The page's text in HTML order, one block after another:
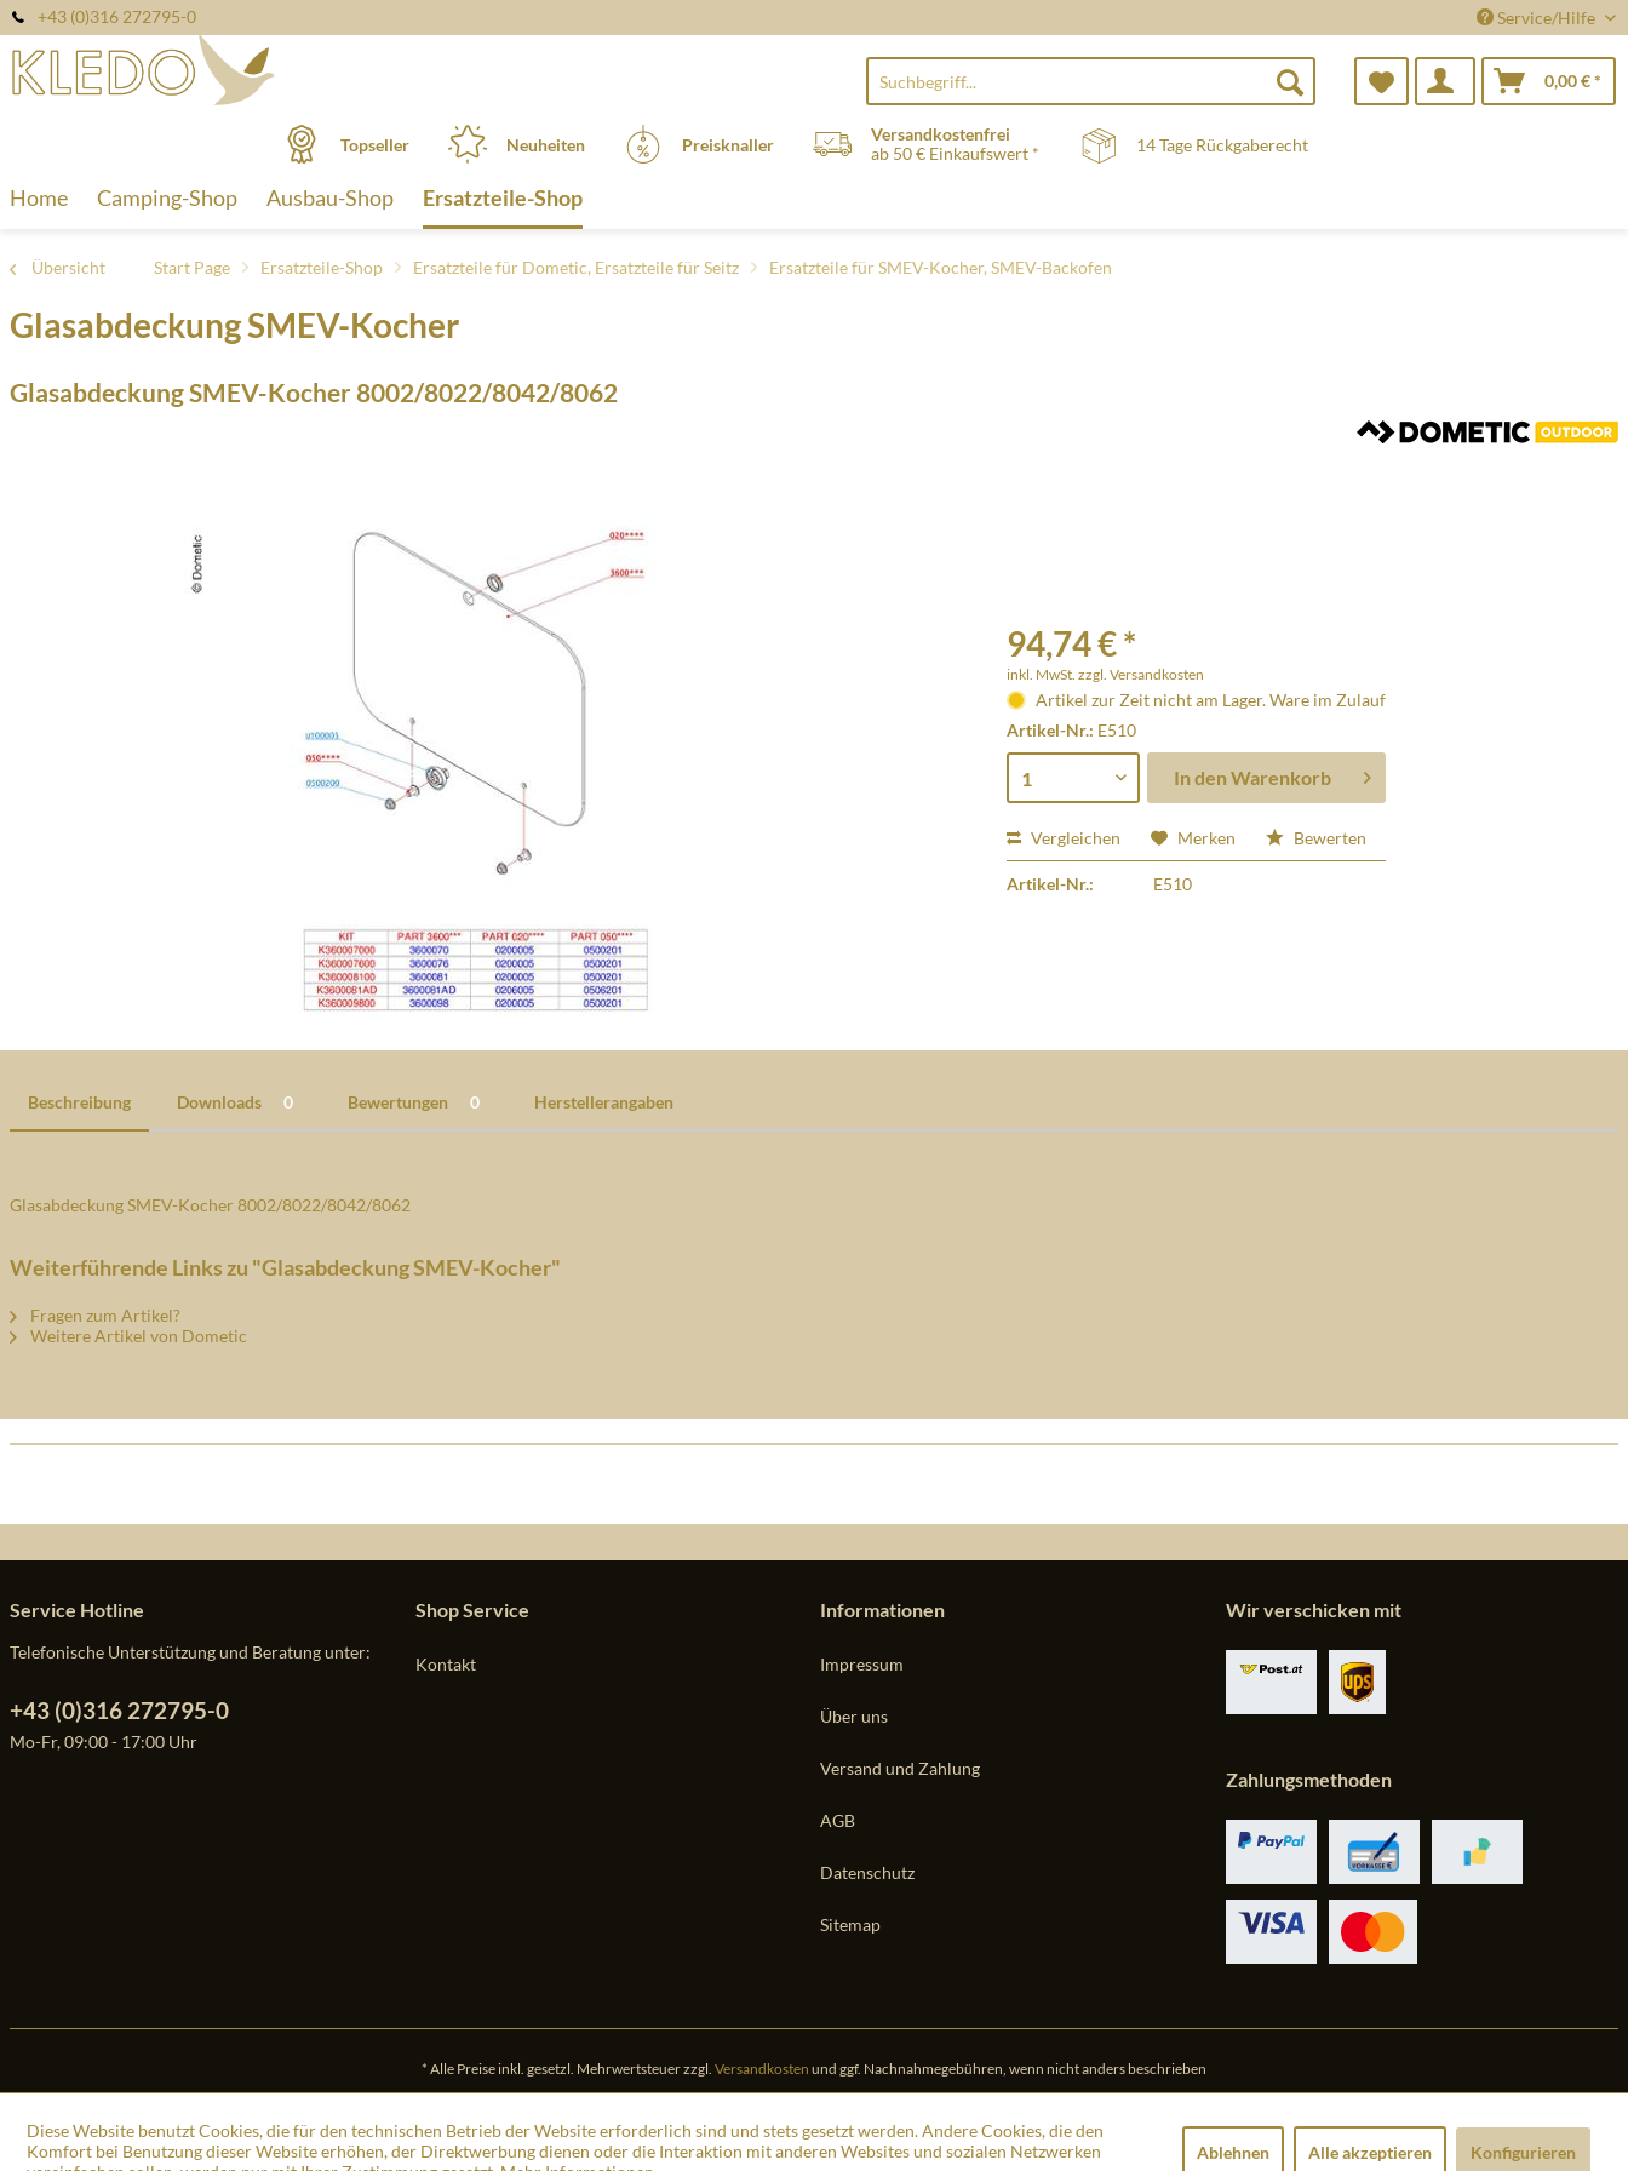
+43 (0)316 272795-0 Service/Hilfe
0,00 € *
Topseller Neuheiten Preisknaller
Versandkostenfrei
ab 50 € Einkaufswert *
14 Tage Rückgaberecht
Home Camping-Shop Ausbau-Shop Ersatzteile-Shop
Übersicht Start Page Ersatzteile-Shop Ersatzteile für Dometic, Ersatzteile für Seitz Ersatzteile für SMEV-Kocher, SMEV-Backofen
Glasabdeckung SMEV-Kocher
Glasabdeckung SMEV-Kocher 8002/8022/8042/8062
94,74 € *
inkl. MwSt.zzgl. Versandkosten
Artikel zur Zeit nicht am Lager. Ware im Zulauf
Artikel-Nr.: E510
In den Warenkorb
Vergleichen Merken Bewerten
Artikel-Nr.: E510
Beschreibung Downloads 0 Bewertungen 0 Herstellerangaben
Glasabdeckung SMEV-Kocher 8002/8022/8042/8062
Weiterführende Links zu "Glasabdeckung SMEV-Kocher"
Fragen zum Artikel?
Weitere Artikel von Dometic
Service Hotline
Telefonische Unterstützung und Beratung unter:
+43 (0)316 272795-0
Mo-Fr, 09:00 - 17:00 Uhr
Shop Service
Kontakt
Informationen
Impressum
Über uns
Versand und Zahlung
AGB
Datenschutz
Sitemap
Wir verschicken mit
Zahlungsmethoden
* Alle Preise inkl. gesetzl. Mehrwertsteuer zzgl. Versandkosten und ggf. Nachnahmegebühren, wenn nicht anders beschrieben
Diese Website benutzt Cookies, die für den technischen Betrieb der Website erforderlich sind und stets gesetzt werden. Andere Cookies, die den
Komfort bei Benutzung dieser Website erhöhen, der Direktwerbung dienen oder die Interaktion mit anderen Websites und sozialen Netzwerken
Ablehnen Alle akzeptieren Konfigurieren